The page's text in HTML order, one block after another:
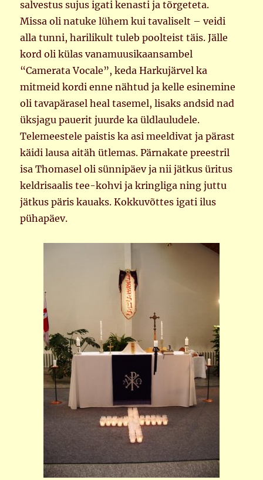
salvestus sujus igati kenasti ja tõrgeteta.
Missa oli natuke lühem kui tavaliselt – veidi
alla tunni, harilikult tuleb poolteist täis. Jälle
kord oli külas vanamuusikaansambel
“Camerata Vocale”, keda Harkujärvel ka
mitmeid kordi enne nähtud ja kelle esinemine
oli tavapärasel heal tasemel, lisaks andsid nad
üksjagu pauerit juurde ka üldlauludele.
Telemeestele paistis ka asi meeldivat ja pärast
käidi lausa aitäh ütlemas. Pärnakate preestril
isa Thomasel oli sünnipäev ja nii jätkus üritus
keldrisaalis tee-kohvi ja kringliga ning juttu
jätkus päris kauaks. Kokkuvõttes igati ilus
pühapäev.